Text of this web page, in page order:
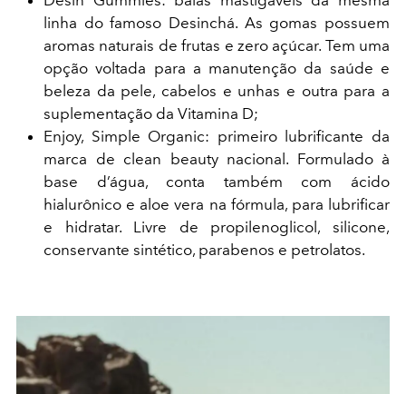
linha do famoso Desinchá. As gomas possuem
aromas naturais de frutas e zero açúcar. Tem uma
opção voltada para a manutenção da saúde e
beleza da pele, cabelos e unhas e outra para a
suplementação da Vitamina D;
Enjoy, Simple Organic: primeiro lubrificante da
marca de clean beauty nacional. Formulado à
base d’água, conta também com ácido
hialurônico e aloe vera na fórmula, para lubrificar
e hidratar. Livre de propilenoglicol, silicone,
conservante sintético, parabenos e petrolatos.